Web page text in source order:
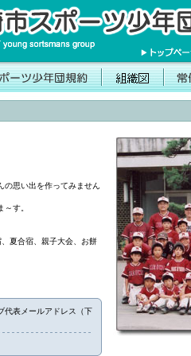
の思い出を作ってみません
す。
夏合宿、親子大会、お餅
代表メールアドレス（下